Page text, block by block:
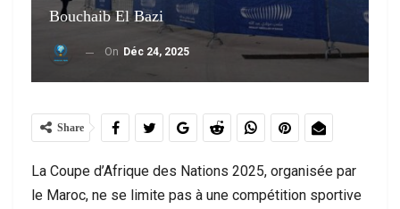
Bouchaib El Bazi
On Déc 24, 2025
Share
La Coupe d’Afrique des Nations 2025, organisée par
le Maroc, ne se limite pas à une compétition sportive